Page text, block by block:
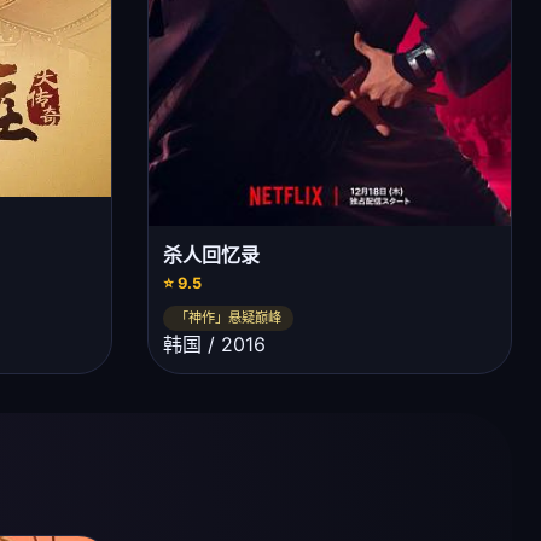
杀人回忆录
⭐ 9.5
「神作」悬疑巅峰
韩国 / 2016